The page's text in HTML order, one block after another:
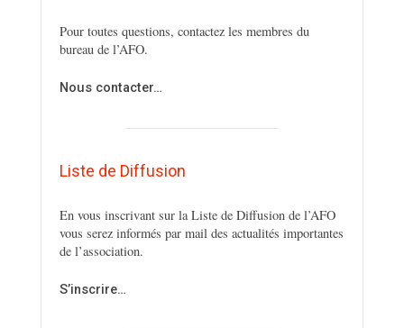
Pour toutes questions, contactez les membres du
bureau de l’AFO.
Nous contacter…
Liste de Diffusion
En vous inscrivant sur la Liste de Diffusion de l’AFO
vous serez informés par mail des actualités importantes
de l’association.
S’inscrire…